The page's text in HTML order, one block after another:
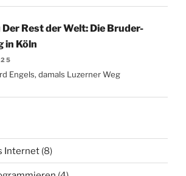
Der Rest der Welt: Die Bruder-
in Köln
Engels, damals Luzerner Weg
Internet (8)